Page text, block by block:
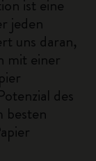
ist eine
jeden
uns daran,
mit einer
des
besten